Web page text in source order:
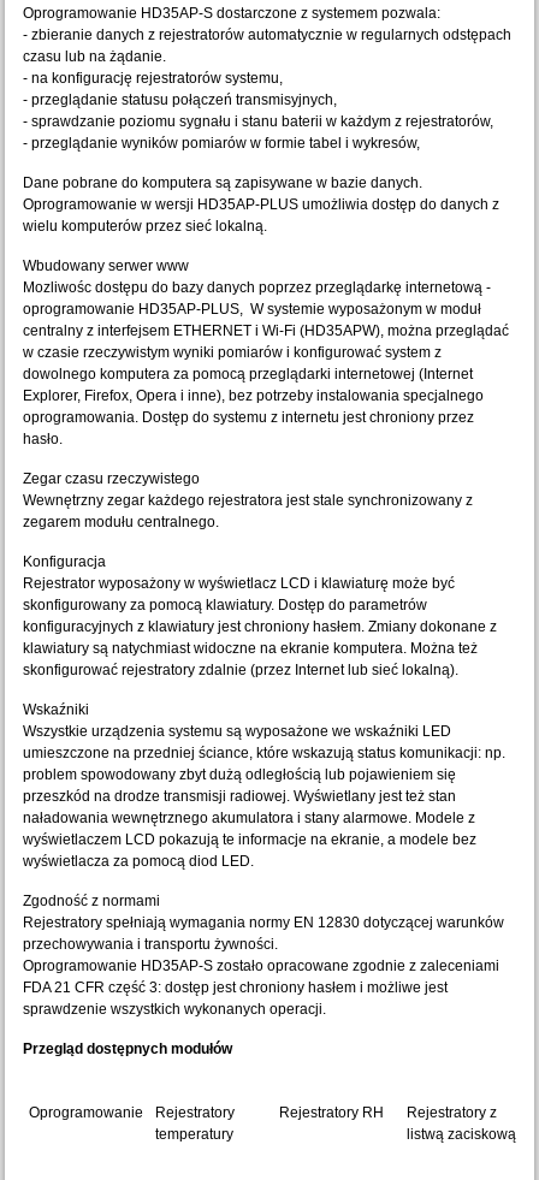
Oprogramowanie HD35AP-S dostarczone z systemem pozwala:
- zbieranie danych z rejestratorów automatycznie w regularnych odstępach
czasu lub na żądanie.
- na konfigurację rejestratorów systemu,
- przeglądanie statusu połączeń transmisyjnych,
- sprawdzanie poziomu sygnału i stanu baterii w każdym z rejestratorów,
- przeglądanie wyników pomiarów w formie tabel i wykresów,
Dane pobrane do komputera są zapisywane w bazie danych.
Oprogramowanie w wersji HD35AP-PLUS umożliwia dostęp do danych z
wielu komputerów przez sieć lokalną.
Wbudowany serwer www
Mozliwośc dostępu do bazy danych poprzez przeglądarkę internetową -
oprogramowanie HD35AP-PLUS, W systemie wyposażonym w moduł
centralny z interfejsem ETHERNET i Wi-Fi (HD35APW), można przeglądać
w czasie rzeczywistym wyniki pomiarów i konfigurować system z
dowolnego komputera za pomocą przeglądarki internetowej (Internet
Explorer, Firefox, Opera i inne), bez potrzeby instalowania specjalnego
oprogramowania. Dostęp do systemu z internetu jest chroniony przez
hasło.
Zegar czasu rzeczywistego
Wewnętrzny zegar każdego rejestratora jest stale synchronizowany z
zegarem modułu centralnego.
Konfiguracja
Rejestrator wyposażony w wyświetlacz LCD i klawiaturę może być
skonfigurowany za pomocą klawiatury. Dostęp do parametrów
konfiguracyjnych z klawiatury jest chroniony hasłem. Zmiany dokonane z
klawiatury są natychmiast widoczne na ekranie komputera. Można też
skonfigurować rejestratory zdalnie (przez Internet lub sieć lokalną).
Wskaźniki
Wszystkie urządzenia systemu są wyposażone we wskaźniki LED
umieszczone na przedniej ściance, które wskazują status komunikacji: np.
problem spowodowany zbyt dużą odległością lub pojawieniem się
przeszkód na drodze transmisji radiowej. Wyświetlany jest też stan
naładowania wewnętrznego akumulatora i stany alarmowe. Modele z
wyświetlaczem LCD pokazują te informacje na ekranie, a modele bez
wyświetlacza za pomocą diod LED.
Zgodność z normami
Rejestratory spełniają wymagania normy EN 12830 dotyczącej warunków
przechowywania i transportu żywności.
Oprogramowanie HD35AP-S zostało opracowane zgodnie z zaleceniami
FDA 21 CFR część 3: dostęp jest chroniony hasłem i możliwe jest
sprawdzenie wszystkich wykonanych operacji.
Przegląd dostępnych modułów
Oprogramowanie
Rejestratory
temperatury
Rejestratory RH
Rejestratory z
listwą zaciskową